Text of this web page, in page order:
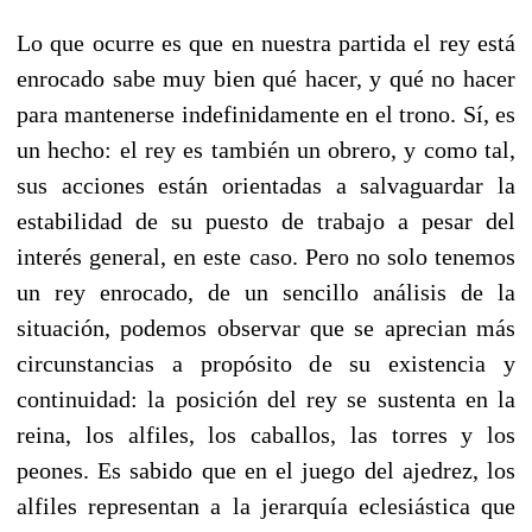
Lo que ocurre es que en nuestra partida el rey está
enrocado sabe muy bien qué hacer, y qué no hacer
para mantenerse indefinidamente en el trono. Sí, es
un hecho: el rey es también un obrero, y como tal,
sus acciones están orientadas a salvaguardar la
estabilidad de su puesto de trabajo a pesar del
interés general, en este caso. Pero no solo tenemos
un rey enrocado, de un sencillo análisis de la
situación, podemos observar que se aprecian más
circunstancias a propósito de su existencia y
continuidad: la posición del rey se sustenta en la
reina, los alfiles, los caballos, las torres y los
peones. Es sabido que en el juego del ajedrez, los
alfiles representan a la jerarquía eclesiástica que